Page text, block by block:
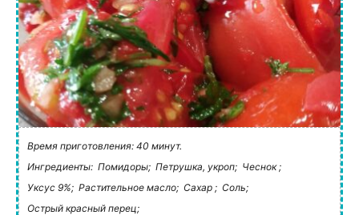
Время приготовления: 40 минут.
Ингредиенты: Помидоры; Петрушка, укроп; Чеснок ;
Уксус 9%; Растительное масло; Сахар ; Соль;
Острый красный перец;